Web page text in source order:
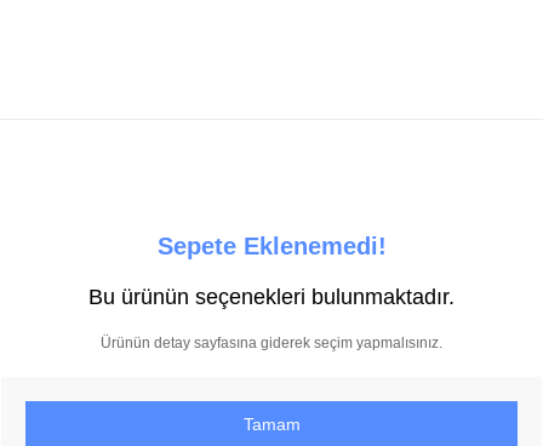
Sepete Eklenemedi!
Bu ürünün seçenekleri bulunmaktadır.
Ürünün detay sayfasına giderek seçim yapmalısınız.
Tamam